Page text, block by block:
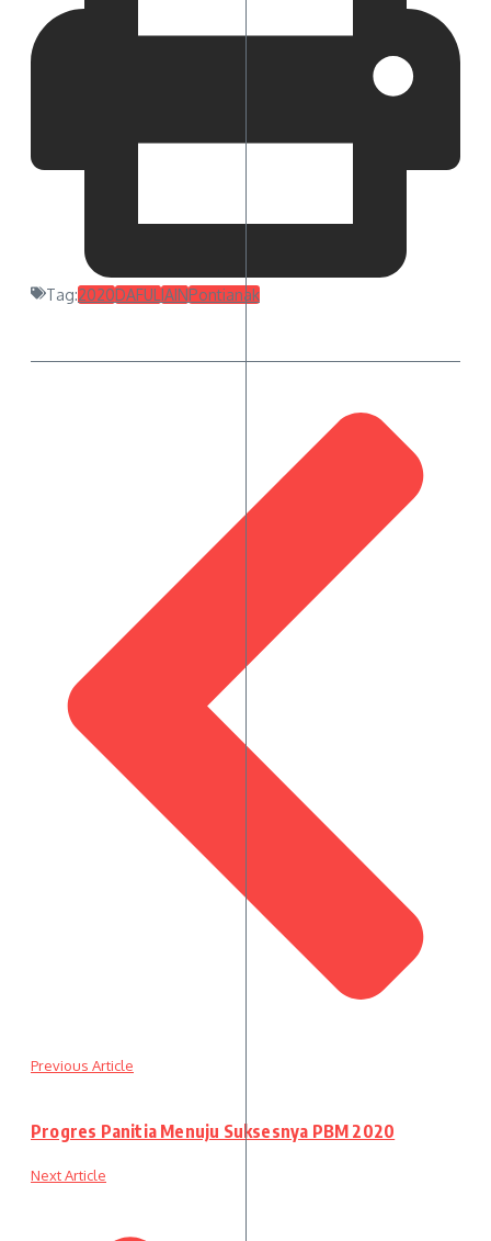
Tag:2020DAFUL IAINPontianak
Previous Article
Progres Panitia Menuju Suksesnya PBM 2020
Next Article